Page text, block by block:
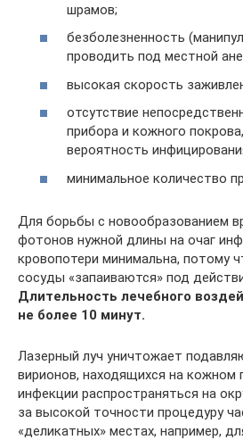
шрамов;
безболезненность
проводить под местной
высокая скорость
отсутствие
прибора и кожного
вероятность
минимальное количество
Для борьбы с новообразованием
фотонов нужной длины на очаг
кровопотери минимальна, потому
сосуды «запаиваются» под
Длительность лечебного
не более 10 минут.
Лазерный луч уничтожает
вирионов, находящихся на кожном
инфекции распространяться на
за высокой точности процедуру
«деликатных» местах, например,